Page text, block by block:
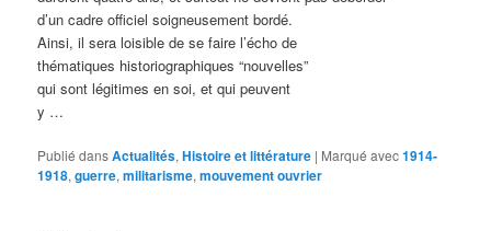
d’un cadre officiel soigneusement bordé.
Ainsi, il sera loisible de se faire l’écho de
thématiques historiographiques “nouvelles”
qui sont légitimes en soi, et qui peuvent
y …
Publié dansActualités,Histoire et littérature | Marqué avec1914-
1918,guerre,militarisme,mouvement ouvrier